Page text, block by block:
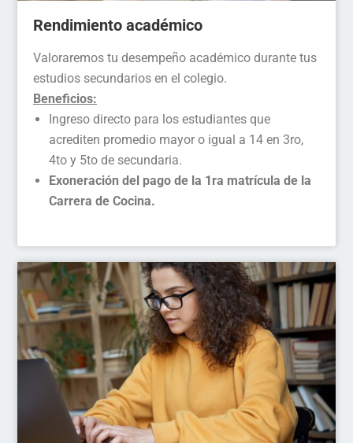
Rendimiento académico
Valoraremos tu desempeño académico durante tus
estudios secundarios en el colegio.
Beneficios:
Ingreso directo para los estudiantes que
acrediten promedio mayor o igual a 14 en 3ro,
4to y 5to de secundaria.
Exoneración del pago de la 1ra matrícula de la
Carrera de Cocina.